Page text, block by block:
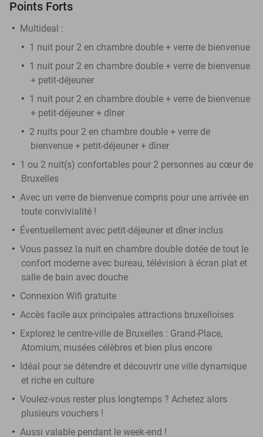
Points Forts
Multideal :
1 nuit pour 2 en chambre double + verre de bienvenue
1 nuit pour 2 en chambre double + verre de bienvenue
+ petit-déjeuner
1 nuit pour 2 en chambre double + verre de bienvenue
+ petit-déjeuner + dîner
2 nuits pour 2 en chambre double + verre de
bienvenue + petit-déjeuner + dîner
1 ou 2 nuit(s) confortables pour 2 personnes au cœur de
Bruxelles
Avec un verre de bienvenue compris pour une arrivée en
toute convivialité !
Éventuellement avec petit-déjeuner et dîner inclus
Vous passez la nuit en chambre double dotée de tout le
confort moderne avec bureau, télévision à écran plat et
salle de bain avec douche
Connexion Wifi gratuite
Accès facile aux principales attractions bruxelloises
Explorez le centre-ville de Bruxelles : Grand-Place,
Atomium, musées célèbres et bien plus encore
Idéal pour se détendre et découvrir une ville dynamique
et riche en culture
Voulez-vous rester plus longtemps ? Achetez alors
plusieurs vouchers !
Aussi valable pendant le week-end !